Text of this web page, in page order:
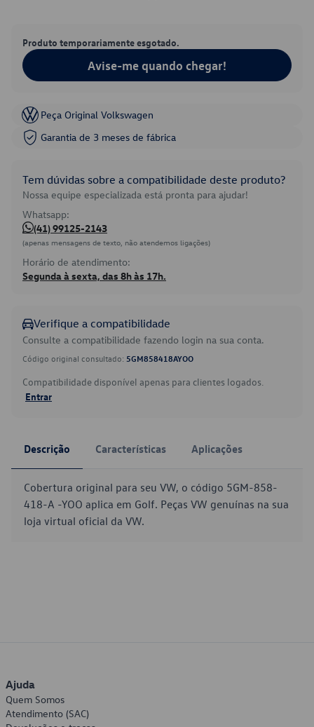
Produto temporariamente esgotado.
Avise-me quando chegar!
Peça Original Volkswagen
Garantia de 3 meses de fábrica
Tem dúvidas sobre a compatibilidade deste produto?
Nossa equipe especializada está pronta para ajudar!
Whatsapp:
(41) 99125-2143
(apenas mensagens de texto, não atendemos ligações)
Horário de atendimento:
Segunda à sexta, das 8h às 17h.
Verifique a compatibilidade
Consulte a compatibilidade fazendo login na sua conta.
Código original consultado: 5GM858418AYOO
Compatibilidade disponível apenas para clientes logados.
Entrar
Descrição Características Aplicações
Cobertura original para seu VW, o código 5GM-858-
418-A -YOO aplica em Golf. Peças VW genuínas na sua
loja virtual oficial da VW.
Ajuda
Quem Somos
Atendimento (SAC)